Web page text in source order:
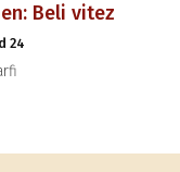
Beli vitez
24